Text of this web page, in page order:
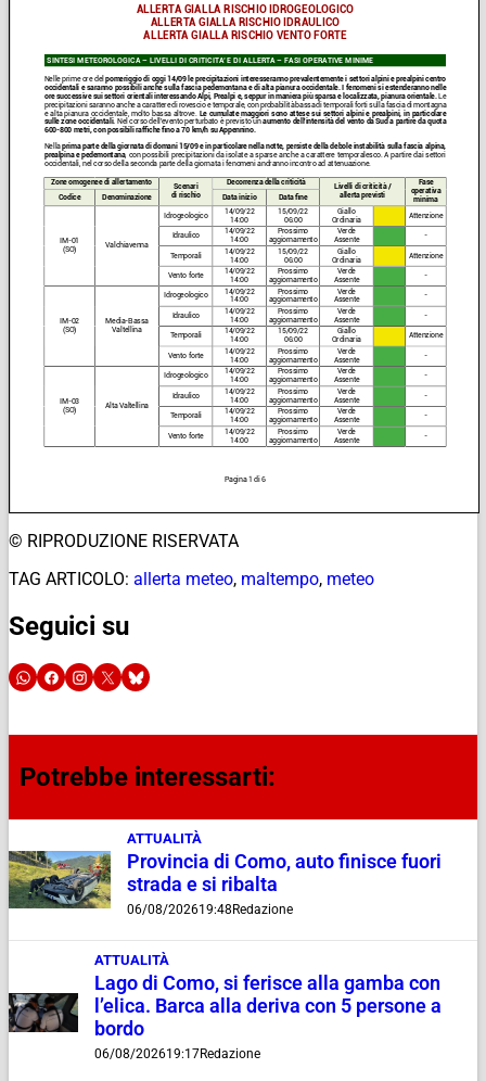
© RIPRODUZIONE RISERVATA
TAG ARTICOLO: allerta meteo, maltempo, meteo
Seguici su
Potrebbe interessarti:
ATTUALITÀ
Provincia di Como, auto finisce fuori
strada e si ribalta
06/08/202619:48 Redazione
ATTUALITÀ
Lago di Como, si ferisce alla gamba con
l’elica. Barca alla deriva con 5 persone a
bordo
06/08/202619:17Redazione